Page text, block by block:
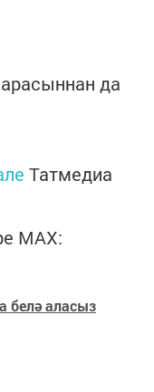
да
Татмедиа
MАХ:
белә аласыз